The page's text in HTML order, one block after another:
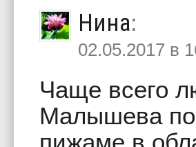
Нина:
02.05.2017 в
Чаще всего
Малышева